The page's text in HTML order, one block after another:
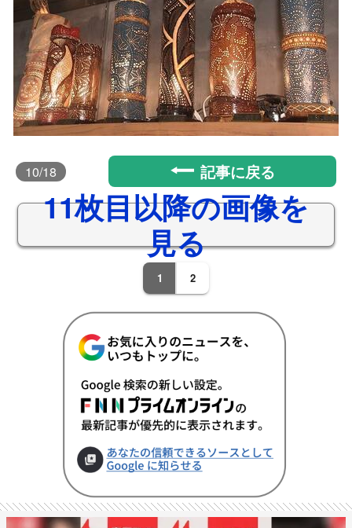
10/18 記事に戻る
11枚目以降の画像を
見る
1 2